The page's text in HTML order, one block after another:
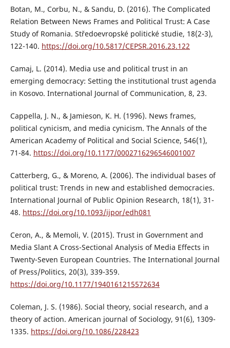
Botan, M., Corbu, N., & Sandu, D. (2016). The Complicated
Relation Between News Frames and Political Trust: A Case
Study of Romania. Středoevropské politické studie, 18(2-3),
122-140. https://doi.org/10.5817/CEPSR.2016.23.122
Camaj, L. (2014). Media use and political trust in an
emerging democracy: Setting the institutional trust agenda
in Kosovo. International Journal of Communication, 8, 23.
Cappella, J. N., & Jamieson, K. H. (1996). News frames,
political cynicism, and media cynicism. The Annals of the
American Academy of Political and Social Science, 546(1),
71-84. https://doi.org/10.1177/0002716296546001007
Catterberg, G., & Moreno, A. (2006). The individual bases of
political trust: Trends in new and established democracies.
International Journal of Public Opinion Research, 18(1), 31-
48. https://doi.org/10.1093/ijpor/edh081
Ceron, A., & Memoli, V. (2015). Trust in Government and
Media Slant A Cross-Sectional Analysis of Media Effects in
Twenty-Seven European Countries. The International Journal
of Press/Politics, 20(3), 339-359.
https://doi.org/10.1177/1940161215572634
Coleman, J. S. (1986). Social theory, social research, and a
theory of action. American journal of Sociology, 91(6), 1309-
1335. https://doi.org/10.1086/228423